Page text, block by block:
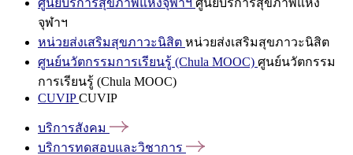
จุฬาฯ
หน่วยส่งเสริมสุขภาวะนิสิต หน่วยส่งเสริมสุขภาวะนิสิต
ศูนย์นวัตกรรมการเรียนรู้ (Chula MOOC) ศูนย์นวัตกรรม
การเรียนรู้ (Chula MOOC)
CUVIPCUVIP
บริการสังคม
บริการทดสอบและวิชาการ